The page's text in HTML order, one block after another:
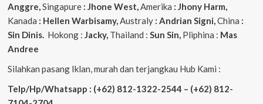
Anggre,Singapure: Jhone West,Amerika : Jhony Harm,
Kanada : Hellen Warbisamy,Australy : Andrian Signi,China :
Sin Dinis. Hokong : Jacky, Thailand : Sun Sin, Pliphina : Mas
Andree
Silahkan pasang Iklan, murah dan terjangkau Hub Kami :
Telp/Hp/Whatsapp : (+62) 812-1322-2544 – (+62) 812-